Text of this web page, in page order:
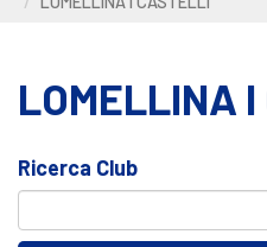
LOMELLINA
Ricerca Club